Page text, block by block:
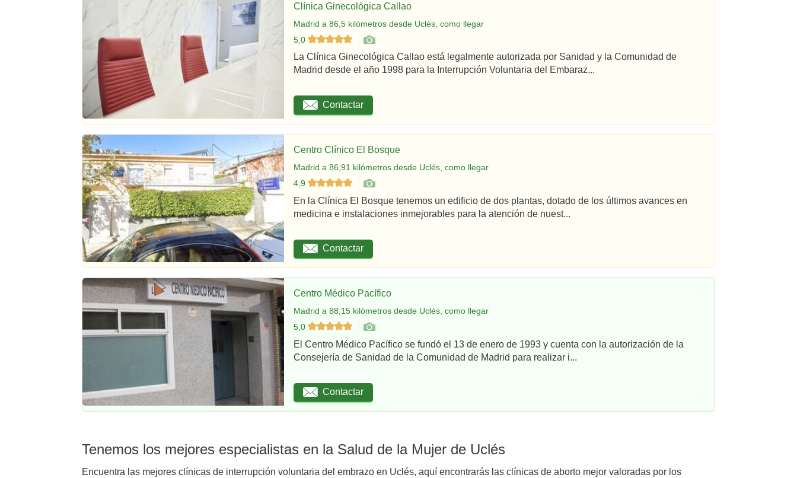
Clínica Ginecológica Callao
Madrid a 86,5 kilómetros desde Uclés, como llegar
5,0
La Clínica Ginecológica Callao está legalmente autorizada por Sanidad y la Comunidad de
Madrid desde el año 1998 para la Interrupción Voluntaria del Embaraz...
Contactar
Centro Clínico El Bosque
Madrid a 86,91 kilómetros desde Uclés, como llegar
4,9
En la Clínica El Bosque tenemos un edificio de dos plantas, dotado de los últimos avances en
medicina e instalaciones inmejorables para la atención de nuest...
Contactar
Centro Médico Pacífico
Madrid a 88,15 kilómetros desde Uclés, como llegar
5,0
El Centro Médico Pacífico se fundó el 13 de enero de 1993 y cuenta con la autorización de la
Consejería de Sanidad de la Comunidad de Madrid para realizar i...
Contactar
Tenemos los mejores especialistas en la Salud de la Mujer de Uclés
Encuentra las mejores clínicas de interrupción voluntaria del embrazo en Uclés, aquí encontrarás las clínicas de aborto mejor valoradas por los